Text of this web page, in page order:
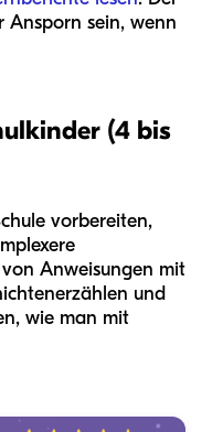
Ansporn sein, wenn
(4 bis
vorbereiten,
Anweisungen mit
und
wie man mit